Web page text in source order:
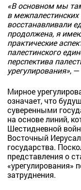
«В основном мы
в
восстанавливали
продолжена, я
практические
палестинского
перспектива
урегулирования», —
Мирное
означает, что
суверенными
на основе линий,
Шестидневной
Восточный
государства.
представления о
«урегулирования»
затруднения.